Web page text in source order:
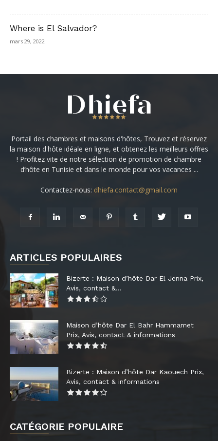
Where is El Salvador?
mars 29, 2022
Portail des chambres et maisons d'hôtes, Trouvez et réservez
la maison d'hôte idéale en ligne, et obtenez les meilleurs offres
! Profitez vite de notre sélection de promotion de chambre
d’hôte en Tunisie et dans le monde pour vos vacances ...
Contactez-nous: dhiefa.contact@gmail.com
ARTICLES POPULAIRES
Bizerte : Maison d’hôte Dar El Jenna Prix,
Avis, contact &...
Maison d’hôte Dar El Bahr Hammamet
Prix, Avis, contact & informations
Bizerte : Maison d’hôte Dar Kaouech Prix,
Avis, contact & informations
CATÉGORIE POPULAIRE